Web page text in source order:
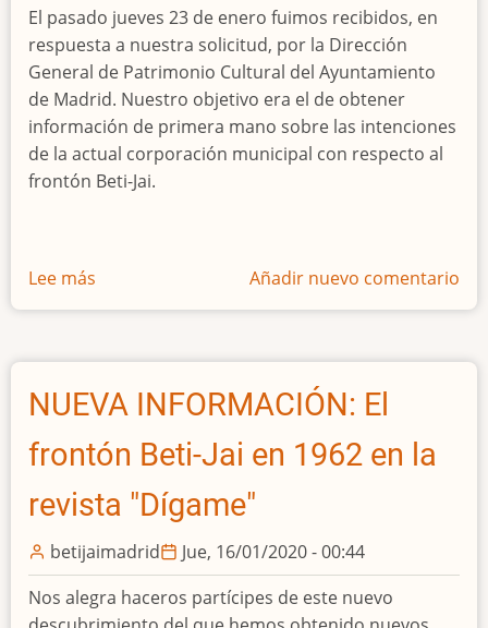
@_rtvemarcae
de
Radio
Exterior
El pasado jueves 23 de enero fuimos recibidos, en
respuesta a nuestra solicitud, por la Dirección
General de Patrimonio Cultural del Ayuntamiento
de Madrid. Nuestro objetivo era el de obtener
información de primera mano sobre las intenciones
de la actual corporación municipal con respecto al
frontón Beti-Jai.
Lee más
Reunión
la
D.G.
de
Patrimonio
Cultural
del
Ayuntamiento
sobre
el
frontón
Añadir nuevo comentario
NUEVA INFORMACIÓN: El
frontón Beti-Jai en 1962 en la
revista "Dígame"
betijaimadrid
Jue, 16/01/2020 - 00:44
Nos alegra haceros partícipes de este nuevo